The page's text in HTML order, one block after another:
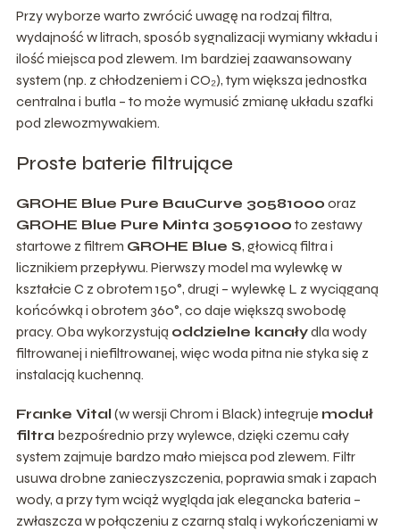
Przy wyborze warto zwrócić uwagę na rodzaj filtra,
wydajność w litrach, sposób sygnalizacji wymiany wkładu i
ilość miejsca pod zlewem. Im bardziej zaawansowany
system (np. z chłodzeniem i CO₂), tym większa jednostka
centralna i butla – to może wymusić zmianę układu szafki
pod zlewozmywakiem.
Proste baterie filtrujące
GROHE Blue Pure BauCurve 30581000 oraz
GROHE Blue Pure Minta 30591000 to zestawy
startowe z filtrem GROHE Blue S, głowicą filtra i
licznikiem przepływu. Pierwszy model ma wylewkę w
kształcie C z obrotem 150°, drugi – wylewkę L z wyciąganą
końcówką i obrotem 360°, co daje większą swobodę
pracy. Oba wykorzystują oddzielne kanałydla wody
filtrowanej i niefiltrowanej, więc woda pitna nie styka się z
instalacją kuchenną.
Franke Vital (w wersji Chrom i Black) integruje moduł
filtra bezpośrednio przy wylewce, dzięki czemu cały
system zajmuje bardzo mało miejsca pod zlewem. Filtr
usuwa drobne zanieczyszczenia, poprawia smak i zapach
wody, a przy tym wciąż wygląda jak elegancka bateria –
zwłaszcza w połączeniu z czarną stalą i wykończeniami w